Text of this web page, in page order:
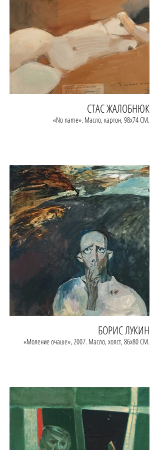
СТАС ЖАЛОБНЮК
«No name». Масло, картон, 98х74 СМ.
БОРИС ЛУКИН
«Моление очаше», 2007. Масло, холст, 86х80 СМ.